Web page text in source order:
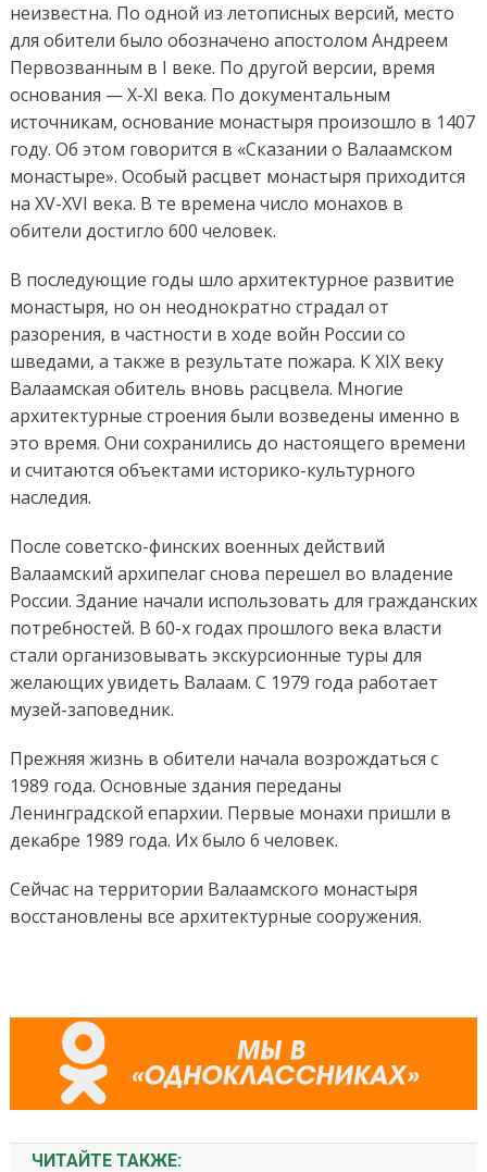
неизвестна. По одной из летописных версий, место
для обители было обозначено апостолом Андреем
Первозванным в I веке. По другой версии, время
основания — X-XI века. По документальным
источникам, основание монастыря произошло в 1407
году. Об этом говорится в «Сказании о Валаамском
монастыре». Особый расцвет монастыря приходится
на XV-XVI века. В те времена число монахов в
обители достигло 600 человек.
В последующие годы шло архитектурное развитие
монастыря, но он неоднократно страдал от
разорения, в частности в ходе войн России со
шведами, а также в результате пожара. К XIX веку
Валаамская обитель вновь расцвела. Многие
архитектурные строения были возведены именно в
это время. Они сохранились до настоящего времени
и считаются объектами историко-культурного
наследия.
После советско-финских военных действий
Валаамский архипелаг снова перешел во владение
России. Здание начали использовать для гражданских
потребностей. В 60-х годах прошлого века власти
стали организовывать экскурсионные туры для
желающих увидеть Валаам. С 1979 года работает
музей-заповедник.
Прежняя жизнь в обители начала возрождаться с
1989 года. Основные здания переданы
Ленинградской епархии. Первые монахи пришли в
декабре 1989 года. Их было 6 человек.
Сейчас на территории Валаамского монастыря
восстановлены все архитектурные сооружения.
ЧИТАЙТЕ ТАКЖЕ: